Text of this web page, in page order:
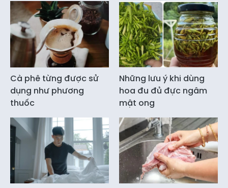
Cà phê từng được sử
dụng như phương
thuốc
Những lưu ý khi dùng
hoa đu đủ đực ngâm
mật ong